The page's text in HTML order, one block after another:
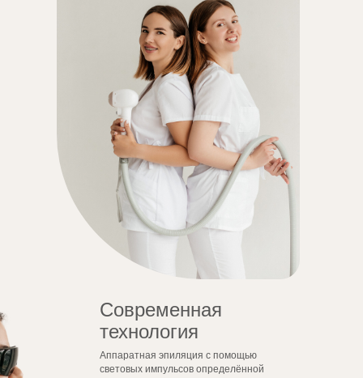
Аппаратная эпиляция с помощью
световых импульсов определённой
Современная
технология